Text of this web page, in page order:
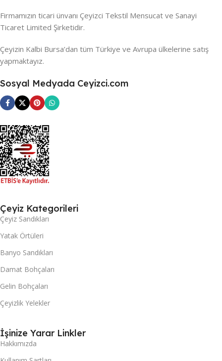
Firmamızın ticari ünvanı Çeyizci Tekstil Mensucat ve Sanayi
Ticaret Limited Şirketidir.
Çeyizin Kalbi Bursa’dan tüm Türkiye ve Avrupa ülkelerine satış
yapmaktayız.
Sosyal Medyada Ceyizci.com
Çeyiz Kategorileri
Çeyiz Sandıkları
Yatak Örtüleri
Banyo Sandıkları
Damat Bohçaları
Gelin Bohçaları
Çeyizlik Yelekler
İşinize Yarar Linkler
Hakkımızda